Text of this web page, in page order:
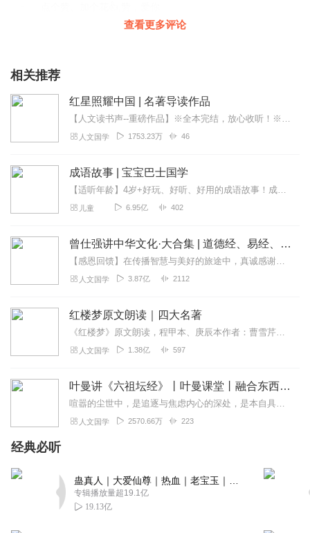
查看更多评论
相关推荐
红星照耀中国 | 名著导读作品
【人文读书声--重磅作品】※全本完结，放心收听！※八年级（上）语文教科书名著导读指定作品，同名有声书！※著名翻译家董乐山先生权威中文译本！※人民文学出版...
人文国学 1753.23万 46
成语故事 | 宝宝巴士国学
【适听年龄】4岁+好玩、好听、好用的成语故事！成语是中国传统文化的一大特色，是汉语言中的精髓。记住并能灵活运用成语是孩子们的必修课，不仅对语文知识积累有用，对他...
儿童 6.95亿 402
曾仕强讲中华文化·大合集 | 道德经、易经、三国演义中的国学
【感恩回馈】在传播智慧与美好的旅途中，真诚感谢每一位伙伴的温暖陪伴与鼎力支持！欢迎曾仕强学堂粉丝听友们入群交流，更多新鲜玩法和福利活动等你！添加微信：zengf...
人文国学 3.87亿 2112
红楼梦原文朗读｜四大名著
《红楼梦》原文朗读，程甲本、庚辰本作者：曹雪芹，朗读：白云出岫、蓝色百合《红楼梦》程甲本和庚辰本是该书两大重要版本。程甲本由程伟元和高鹗于乾隆五十六年（1791...
人文国学 1.38亿 597
叶曼讲《六祖坛经》丨叶曼课堂丨融合东西国学大师
喧嚣的尘世中，是追逐与焦虑内心的深处，是本自具足的宁静为什么说“菩提自性，本来清净”？为何顿悟不在遥远的庙堂，而在当下的柴米油盐？我们终日寻找的“佛”，究竟在何...
人文国学 2570.66万 223
经典必听
专辑播放量超19.1亿
19.13亿